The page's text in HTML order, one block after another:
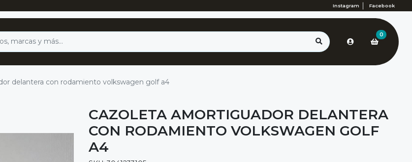
Instagram Facebook
0
delantera con rodamiento volkswagen golf a4
CAZOLETA AMORTIGUADOR DELANTERA
CON RODAMIENTO VOLKSWAGEN GOLF
A4